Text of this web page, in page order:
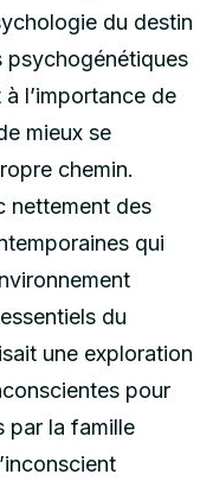
du destin
psychogénétiques
l’importance de
mieux se
chemin.
nettement des
qui
du
une exploration
pour
par la famille